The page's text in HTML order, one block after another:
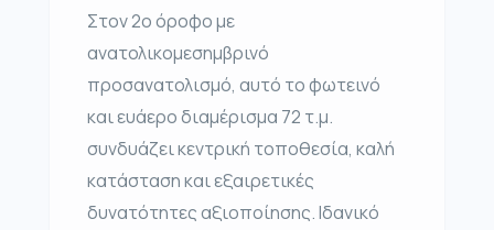
Στον 2ο όροφο με
ανατολικομεσημβρινό
προσανατολισμό, αυτό το φωτεινό
και ευάερο διαμέρισμα 72 τ.μ.
συνδυάζει κεντρική τοποθεσία, καλή
κατάσταση και εξαιρετικές
δυνατότητες αξιοποίησης. Ιδανικό